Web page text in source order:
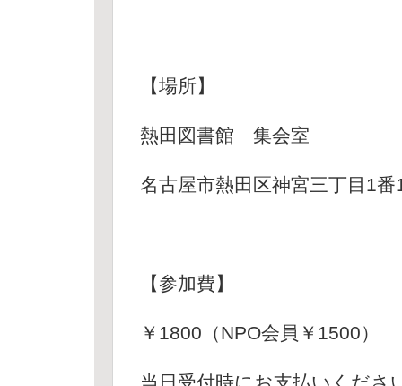
【場所】
熱田図書館 集会室
名古屋市熱田区神宮三丁目1番
【参加費】
￥1800（NPO会員￥1500）